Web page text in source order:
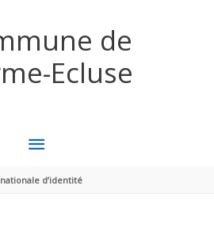
de
Ecluse
MENU
PRINCIPAL
d’identité